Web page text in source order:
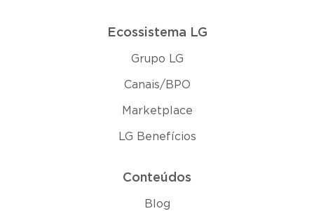
Ecossistema LG
Grupo LG
Canais/BPO
Marketplace
LG Benefícios
Conteúdos
Blog